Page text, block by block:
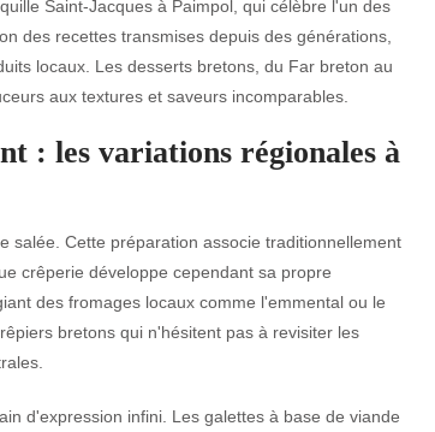
Saint-Jacques à Paimpol, qui célèbre l'un des
des recettes transmises depuis des générations,
locaux. Les desserts bretons, du Far breton au
aux textures et saveurs incomparables.
: les variations régionales à
salée. Cette préparation associe traditionnellement
crêperie développe cependant sa propre
des fromages locaux comme l'emmental ou le
bretons qui n'hésitent pas à revisiter les
d'expression infini. Les galettes à base de viande